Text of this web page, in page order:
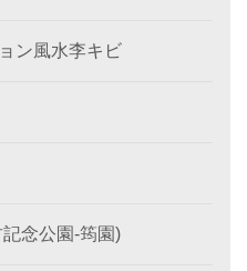
ン風水李キビ
念公園-筠園)